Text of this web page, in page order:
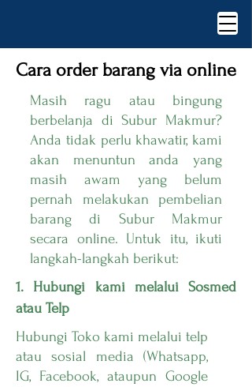
Cara order barang via online
Masih ragu atau bingung
berbelanja di Subur Makmur?
Anda tidak perlu khawatir, kami
akan menuntun anda yang
masih awam yang belum
pernah melakukan pembelian
barang di Subur Makmur
secara online. Untuk itu, ikuti
langkah-langkah berikut:
1. Hubungi kami melalui Sosmed
atau Telp
Hubungi Toko kami melalui telp
atau sosial media (Whatsapp,
IG, Facebook, ataupun Google